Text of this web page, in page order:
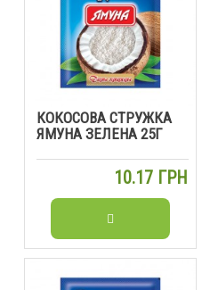
КОКОСОВА СТРУЖКА
ЯМУНА ЗЕЛЕНА 25Г
10.17 ГРН